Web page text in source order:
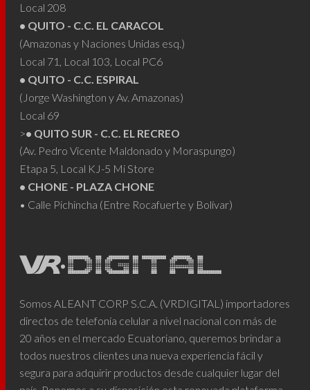
página
de
producto
Local 208
• QUITO - C.C. EL CARACOL
(Amazonas y Naciones Unidas esq.)
Local 71, Local 103, Local PC6
• QUITO - C.C. ESPIRAL
(Jorge Washington y Av. Amazonas)
Local 69
>• QUITO SUR - C.C. EL RECREO
(Av. Pedro Vicente Maldonado y Moraspungo)
Etapa 5, Local KJ-5 Mi Store
• CHONE - PLAZA CHONE
• Calle Pichincha (Entre Rocafuerte y Bolívar)
Somos ALEANT CORP S.C.A. (VRDIGITAL) importadores
directos de telefonía celular a nivel nacional con más de
20 años en el mercado Ecuatoriano, queremos brindar a
todos nuestros clientes una nueva experiencia fácil y
segura para adquirir productos desde cualquier lugar del